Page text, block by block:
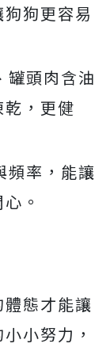
狗更容易
罐頭肉含油
，更健
頻率，能讓
。
態才能讓
小努力，